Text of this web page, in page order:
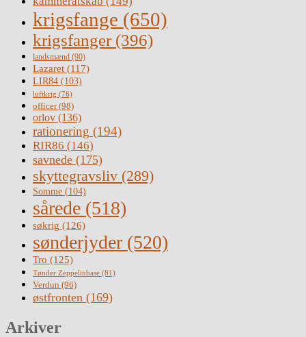
krigsfange (650)
krigsfanger (396)
landsmænd (90)
Lazaret (117)
LIR84 (103)
luftkrig (76)
officer(98)
orlov (136)
rationering (194)
RIR86 (146)
savnede (175)
skyttegravsliv (289)
Somme (104)
sårede (518)
søkrig (126)
sønderjyder (520)
Tro (125)
Tønder Zeppelinbase (81)
Verdun (96)
østfronten (169)
Arkiver